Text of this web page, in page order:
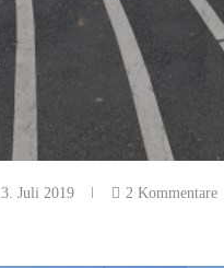
3. Juli 2019 2 Kommentare